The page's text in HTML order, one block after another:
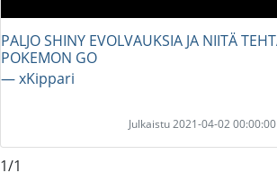
PALJO SHINY EVOLVAUKSIA JA NIITÄ
POKEMON GO
― xKippari
Julkaistu 2021-04-02
1/1